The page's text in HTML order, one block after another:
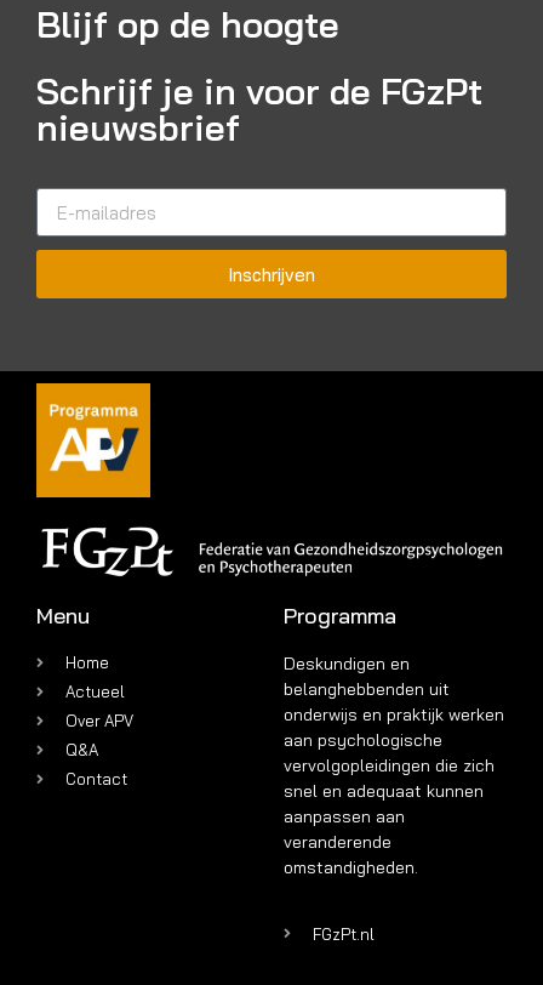
Blijf op de hoogte
Schrijf je in voor de FGzPt
nieuwsbrief
Inschrijven
Menu
Home
Actueel
Over APV
Q&A
Contact
Programma
Deskundigen en
belanghebbenden uit
onderwijs en praktijk werken
aan psychologische
vervolgopleidingen die zich
snel en adequaat kunnen
aanpassen aan
veranderende
omstandigheden.
FGzPt.nl